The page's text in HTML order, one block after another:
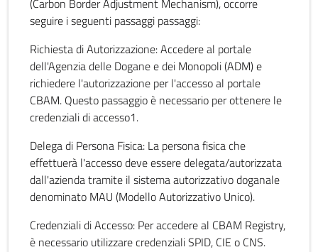
(Carbon Border Adjustment Mechanism), occorre
seguire i seguenti passaggi passaggi:
Richiesta di Autorizzazione: Accedere al portale
dell'Agenzia delle Dogane e dei Monopoli (ADM) e
richiedere l'autorizzazione per l'accesso al portale
CBAM. Questo passaggio è necessario per ottenere le
credenziali di accesso1.
Delega di Persona Fisica: La persona fisica che
effettuerà l'accesso deve essere delegata/autorizzata
dall'azienda tramite il sistema autorizzativo doganale
denominato MAU (Modello Autorizzativo Unico).
Credenziali di Accesso: Per accedere al CBAM Registry,
è necessario utilizzare credenziali SPID, CIE o CNS.